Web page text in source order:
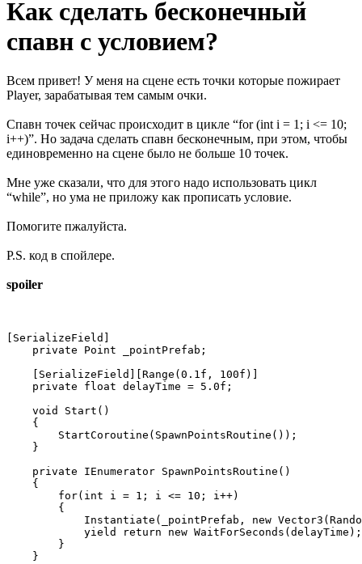
Как сделать бесконечный
спавн с условием?
Всем привет! У меня на сцене есть точки которые пожирает
Player, зарабатывая тем самым очки.
Спавн точек сейчас происходит в цикле “for (int i = 1; i <= 10;
i++)”. Но задача сделать спавн бесконечным, при этом, чтобы
единовременно на сцене было не больше 10 точек.
Мне уже сказали, что для этого надо использовать цикл
“while”, но ума не приложу как прописать условие.
Помогите пжалуйста.
P.S. код в спойлере.
spoiler
[SerializeField]
    private Point _pointPrefab;
    [SerializeField][Range(0.1f, 100f)]
    private float delayTime = 5.0f;
    void Start()
    {
        StartCoroutine(SpawnPointsRoutine());
    }
    private IEnumerator SpawnPointsRoutine()
    {
        for(int i = 1; i <= 10; i++)
        {
Instantiate(_pointPrefab, new
yield return new
        }
    }